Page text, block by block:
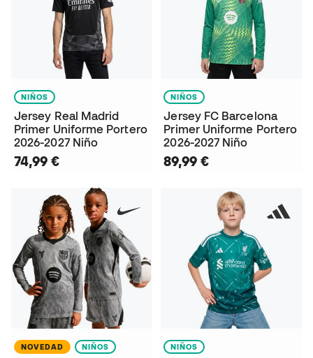
NIÑOS
Jersey Real Madrid
Primer Uniforme Portero
2026-2027 Niño
74,99 €
NIÑOS
Jersey FC Barcelona
Primer Uniforme Portero
2026-2027 Niño
89,99 €
NOVEDAD NIÑOS NIÑOS